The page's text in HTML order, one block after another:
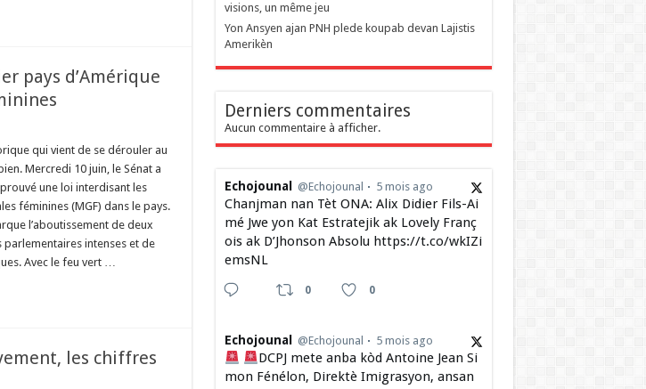
pays d’Amérique
qui vient de se dérouler au
Mercredi 10 juin, le Sénat a
une loi interdisant les
féminines (MGF) dans le pays.
l’aboutissement de deux
parlementaires intenses et de
‎Avec le feu vert …
les chiffres
visions, un même jeu
Yon Ansyen ajan PNH plede koupab devan Lajistis
Amerikèn
Derniers commentaires
Aucun commentaire à afficher.
Echojounal @Echojounal 5 mois ago
Chanjman nan Tèt ONA: Alix Didier Fils-Ai
mé Jwe yon Kat Estratejik ak Lovely Franç
ois ak D’Jhonson Absolu https://t.co/wkIZi
emsNL
0 0
Echojounal @Echojounal 5 mois ago
DCPJ mete anba kòd Antoine Jean Si
mon Fénélon, Direktè Imigrasyon, ansan